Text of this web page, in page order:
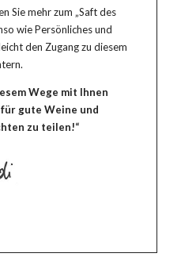
Sie mehr zum „Saft des
wie Persönliches und
den Zugang zu diesem
Wege mit Ihnen
gute Weine und
zu teilen!“